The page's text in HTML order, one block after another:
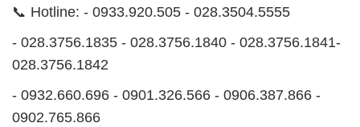
📞 Hotline: - 0933.920.505 - 028.3504.5555
- 028.3756.1835 - 028.3756.1840 - 028.3756.1841-
028.3756.1842
- 0932.660.696 - 0901.326.566 - 0906.387.866 -
0902.765.866